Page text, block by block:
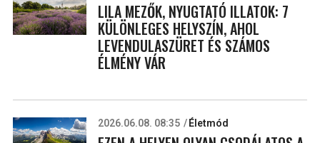
LILA MEZŐK, NYUGTATÓ ILLATOK: 7
KÜLÖNLEGES HELYSZÍN, AHOL
LEVENDULASZÜRET ÉS SZÁMOS
ÉLMÉNY VÁR
2026.06.08. 08:35 Életmód